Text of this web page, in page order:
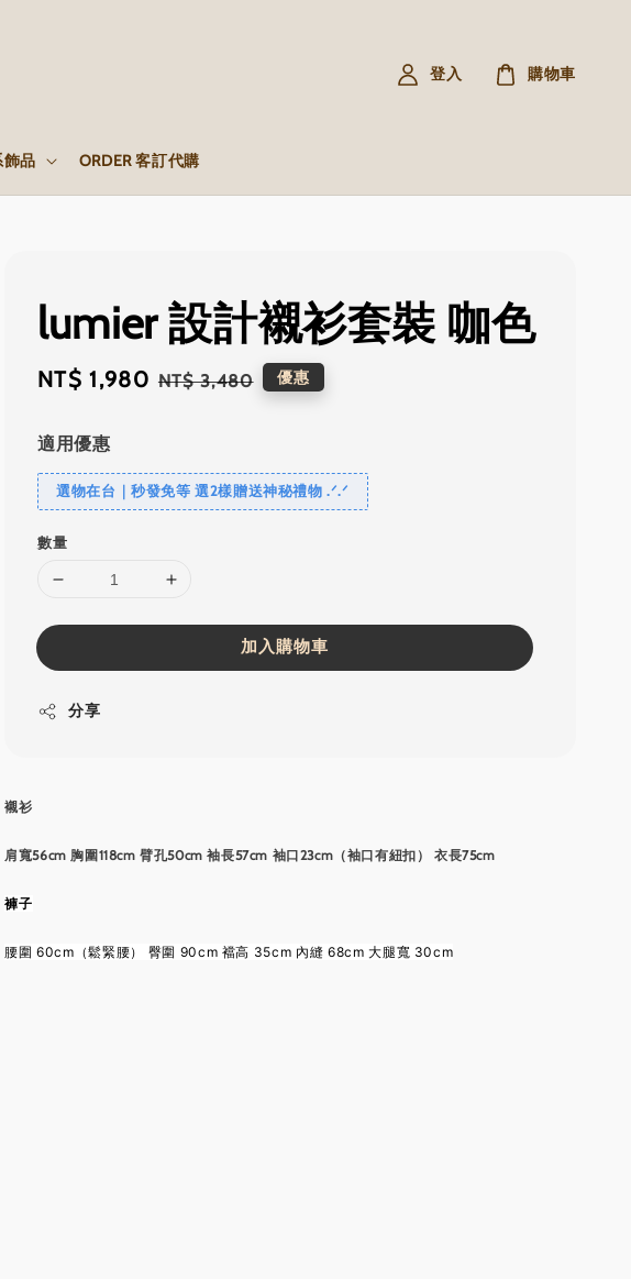
飾品 ORDER 客訂代購
登入 購物車
lumier 設計襯衫套裝 咖色
Sale
NT$ 1,980 Regular
NT$ 3,480 優惠
適用優惠
選物在台｜秒發免等 選2樣贈送神秘禮物 .ᐟ‪‪.ᐟ
數量
加入購物車
分享
襯衫
肩寬56cm 胸圍118cm 臂孔50cm 袖長57cm 袖口23cm（袖口有紐扣） 衣長75cm
褲子
腰圍 60cm（鬆緊腰） 臀圍 90cm 襠高 35cm 內縫 68cm 大腿寬 30cm